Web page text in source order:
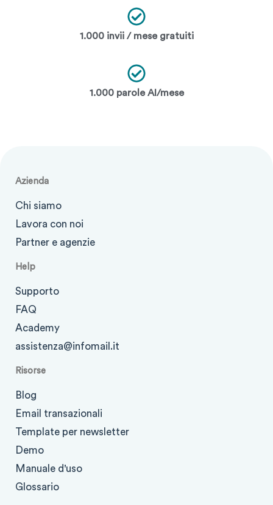
1.000 invii / mese gratuiti
1.000 parole AI/mese
Azienda
Chi siamo
Lavora con noi
Partner e agenzie
Help
Supporto
FAQ
Academy
assistenza@infomail.it
Risorse
Blog
Email transazionali
Template per newsletter
Demo
Manuale d'uso
Glossario